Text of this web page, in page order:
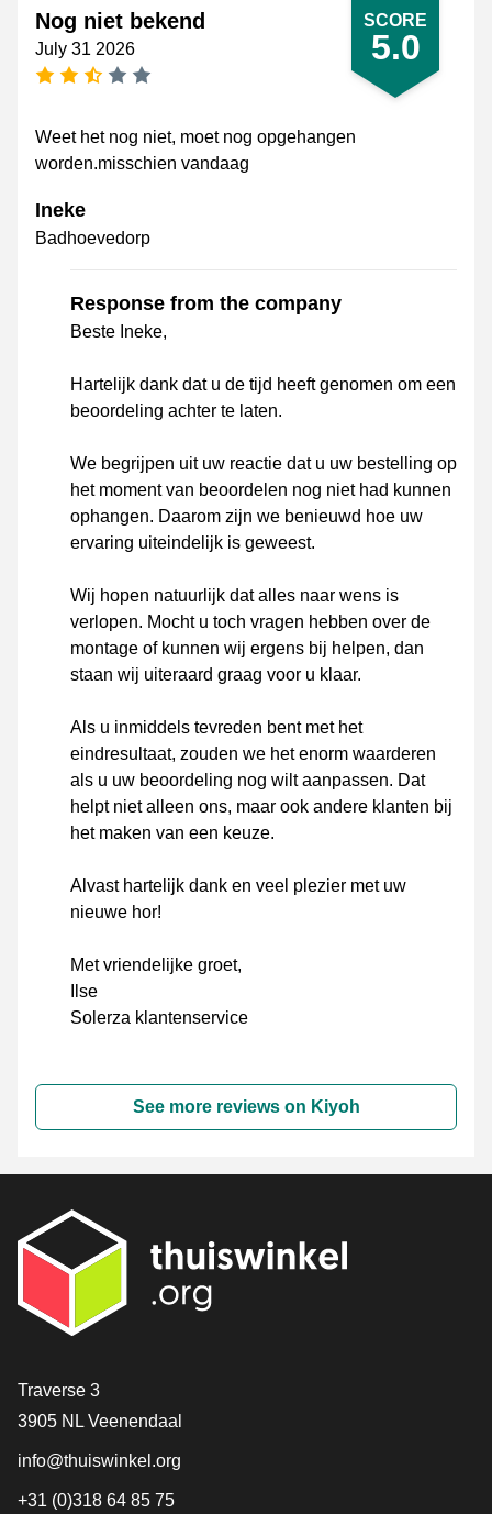
SCORE
5.0
Nog niet bekend
July 31 2026
Weet het nog niet, moet nog opgehangen
worden.misschien vandaag
Ineke
Badhoevedorp
Response from the company
Beste Ineke,
Hartelijk dank dat u de tijd heeft genomen om een
beoordeling achter te laten.
We begrijpen uit uw reactie dat u uw bestelling op
het moment van beoordelen nog niet had kunnen
ophangen. Daarom zijn we benieuwd hoe uw
ervaring uiteindelijk is geweest.
Wij hopen natuurlijk dat alles naar wens is
verlopen. Mocht u toch vragen hebben over de
montage of kunnen wij ergens bij helpen, dan
staan wij uiteraard graag voor u klaar.
Als u inmiddels tevreden bent met het
eindresultaat, zouden we het enorm waarderen
als u uw beoordeling nog wilt aanpassen. Dat
helpt niet alleen ons, maar ook andere klanten bij
het maken van een keuze.
Alvast hartelijk dank en veel plezier met uw
nieuwe hor!
Met vriendelijke groet,
Ilse
Solerza klantenservice
See more reviews on Kiyoh
Contact
Traverse 3
3905 NL Veenendaal
info@thuiswinkel.org
+31 (0)318 64 85 75